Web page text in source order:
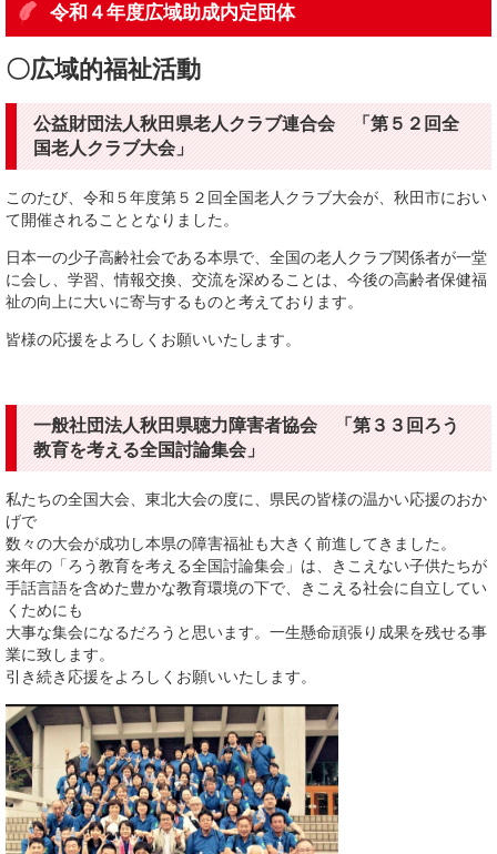
令和４年度広域助成内定団体
〇広域的福祉活動
公益財団法人秋田県老人クラブ連合会 「第５２回全
国老人クラブ大会」
このたび、令和５年度第５２回全国老人クラブ大会が、秋田市におい
て開催されることとなりました。
日本一の少子高齢社会である本県で、全国の老人クラブ関係者が一堂
に会し、学習、情報交換、交流を深めることは、今後の高齢者保健福
祉の向上に大いに寄与するものと考えております。
皆様の応援をよろしくお願いいたします。
一般社団法人秋田県聴力障害者協会 「第３３回ろう
教育を考える全国討論集会」
私たちの全国大会、東北大会の度に、県民の皆様の温かい応援のおか
げで
数々の大会が成功し本県の障害福祉も大きく前進してきました。
来年の「ろう教育を考える全国討論集会」は、きこえない子供たちが
手話言語を含めた豊かな教育環境の下で、きこえる社会に自立してい
くためにも
大事な集会になるだろうと思います。一生懸命頑張り成果を残せる事
業に致します。
引き続き応援をよろしくお願いいたします。